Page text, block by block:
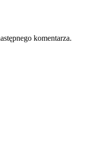
komentarza.